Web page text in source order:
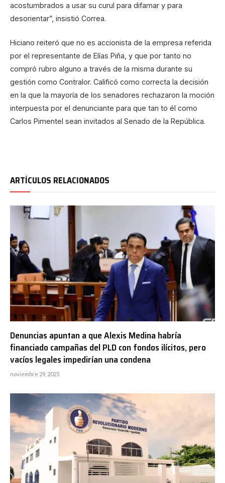
acostumbrados a usar su curul para difamar y para
desorientar”, insistió Correa.
Hiciano reiteró que no es accionista de la empresa referida
por el representante de Elías Piña, y que por tanto no
compró rubro alguno a través de la misma durante su
gestión como Contralor. Calificó como correcta la decisión
en la que la mayoría de los senadores rechazaron la moción
interpuesta por el denunciante para que tan to él como
Carlos Pimentel sean invitados al Senado de la República.
ARTÍCULOS RELACIONADOS
Denuncias apuntan a que Alexis Medina habría
financiado campañas del PLD con fondos ilícitos, pero
vacíos legales impedirían una condena
noviembre 29, 2025